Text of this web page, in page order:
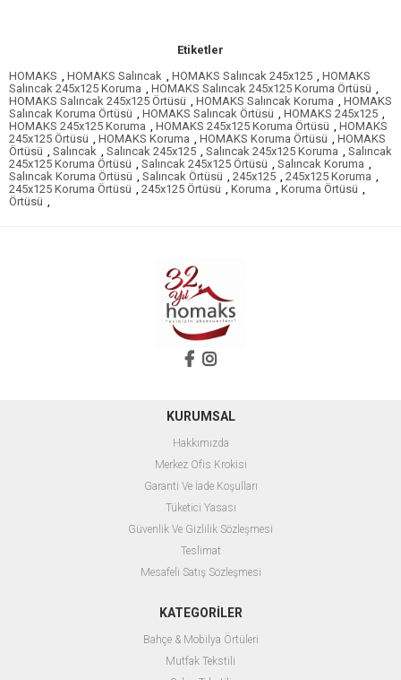
Etiketler
HOMAKS
HOMAKS Salıncak HOMAKS Salıncak 245x125
HOMAKS
Salıncak 245x125 Koruma
HOMAKS Salıncak 245x125 Koruma Örtüsü
HOMAKS Salıncak 245x125 Örtüsü
HOMAKS Salıncak Koruma
HOMAKS
Salıncak Koruma Örtüsü
HOMAKS Salıncak Örtüsü HOMAKS 245x125
HOMAKS 245x125 Koruma
HOMAKS 245x125 Koruma Örtüsü
HOMAKS
245x125 Örtüsü
HOMAKS Koruma HOMAKS Koruma Örtüsü
HOMAKS
Örtüsü
Salıncak Salıncak 245x125 Salıncak 245x125 Koruma
Salıncak
245x125 Koruma Örtüsü
Salıncak 245x125 Örtüsü Salıncak Koruma
Salıncak Koruma Örtüsü
Salıncak Örtüsü 245x125 245x125 Koruma
245x125 Koruma Örtüsü
245x125 Örtüsü Koruma Koruma Örtüsü
Örtüsü
KURUMSAL
Hakkımızda
Merkez Ofis Krokisi
Garanti Ve İade Koşulları
Tüketici Yasası
Güvenlik Ve Gizlilik Sözleşmesi
Teslimat
Mesafeli Satış Sözleşmesi
KATEGORİLER
Bahçe & Mobilya Örtüleri
Mutfak Tekstili